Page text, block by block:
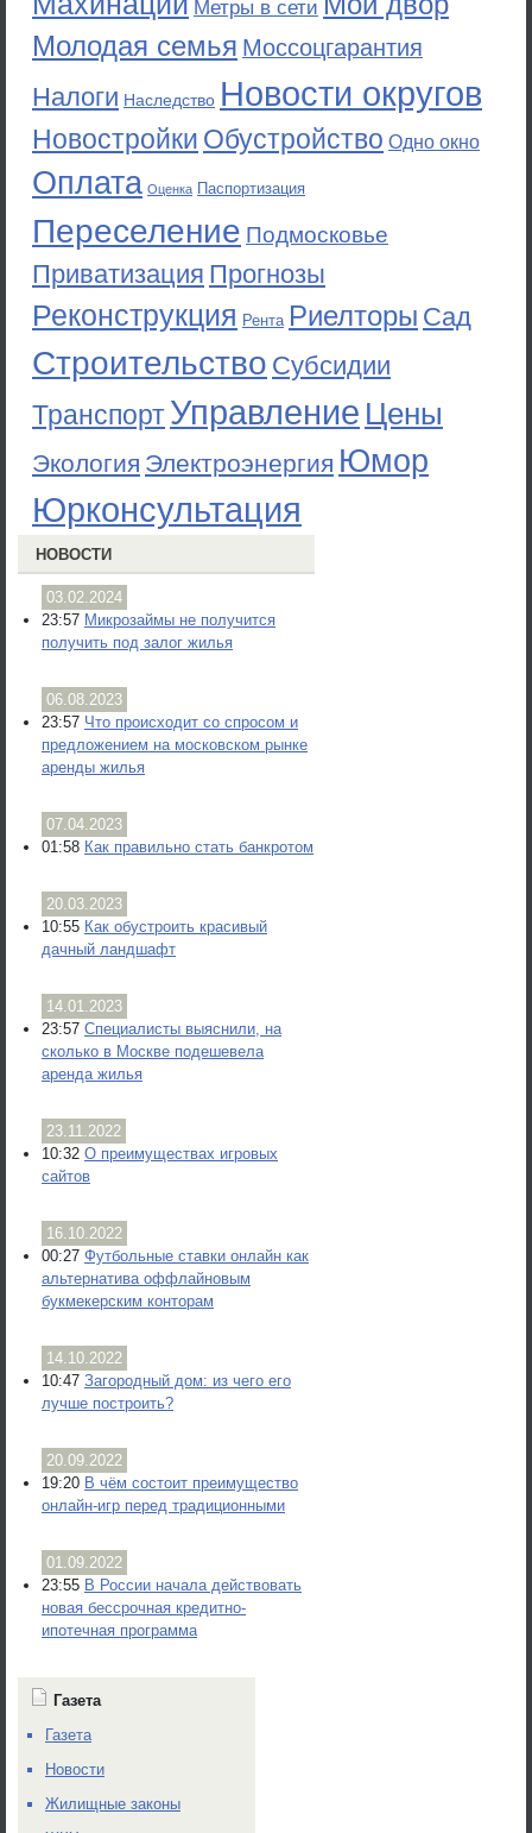
Метры в сети
Молодая семья Моссоцгарантия
Налоги Наследство Новости округов
Новостройки Обустройство Одно окно
Оплата Оценка Паспортизация
Переселение Подмосковье
Приватизация Прогнозы
Реконструкция Рента Риелторы Сад
Строительство Субсидии
ТранспортУправление Цены
Экология Электроэнергия Юмор
Юрконсультация
НОВОСТИ
03.02.2024
23:57 Микрозаймы не получится
получить под залог жилья
06.08.2023
23:57 Что происходит со спросом и
предложением на московском рынке
аренды жилья
07.04.2023
01:58 Как правильно стать банкротом
20.03.2023
10:55 Как обустроить красивый
дачный ландшафт
14.01.2023
23:57 Специалисты выяснили, на
сколько в Москве подешевела
аренда жилья
23.11.2022
10:32 О преимуществах игровых
сайтов
16.10.2022
00:27 Футбольные ставки онлайн как
альтернатива оффлайновым
букмекерским конторам
14.10.2022
10:47 Загородный дом: из чего его
лучше построить?
20.09.2022
19:20 В чём состоит преимущество
онлайн-игр перед традиционными
01.09.2022
23:55 В России начала действовать
новая бессрочная кредитно-
ипотечная программа
Газета
Газета
Новости
Жилищные законы